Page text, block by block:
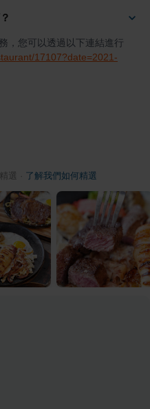
，您可以透過以下連結進行
17107?date=2021-
選 了解我們如何精選